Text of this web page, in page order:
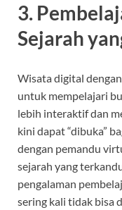
3.
Sejarah
Wisata digital
untuk mempelajari
lebih interaktif dan
kini dapat “dibuka”
dengan pemandu
sejarah yang
pengalaman
sering kali tidak bisa